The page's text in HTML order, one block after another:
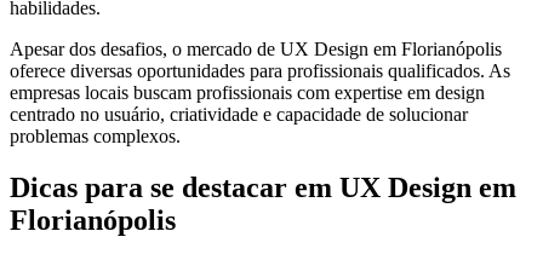
habilidades.
Apesar dos desafios, o mercado de UX Design em Florianópolis
oferece diversas oportunidades para profissionais qualificados. As
empresas locais buscam profissionais com expertise em design
centrado no usuário, criatividade e capacidade de solucionar
problemas complexos.
Dicas para se destacar em UX Design em
Florianópolis